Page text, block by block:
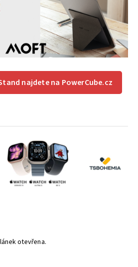
najdete na PowerCube.cz
otevřena.